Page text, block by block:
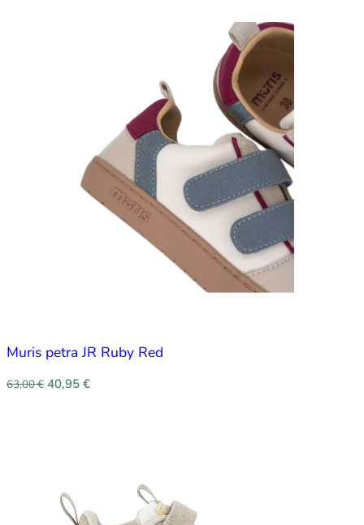
Muris petra JR Ruby Red
63,00€ 40,95 €